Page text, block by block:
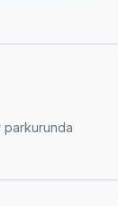
parkurunda